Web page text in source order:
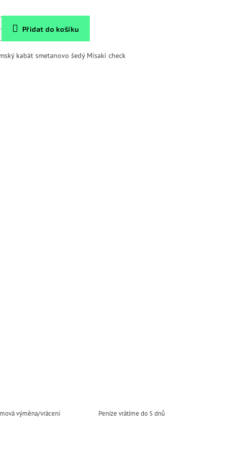
Přidat do košíku
kabát smetanovo šedý Misaki check
výměna/vrácení Peníze vrátíme do 5 dnů